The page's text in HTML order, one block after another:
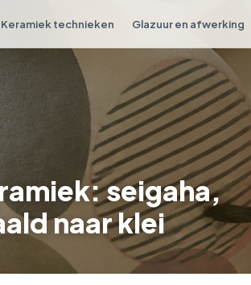
Keramiek technieken Glazuur en afwerking
seigaha,
naar klei